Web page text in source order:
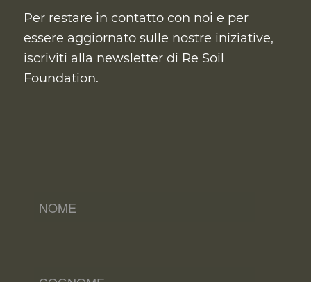
Per restare in contatto con noi e per
essere aggiornato sulle nostre iniziative,
iscriviti alla newsletter di Re Soil
Foundation.